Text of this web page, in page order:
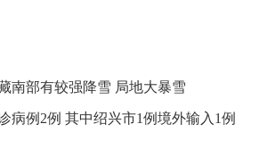
南部有较强降雪 局地大暴雪
病例2例 其中绍兴市1例境外输入1例